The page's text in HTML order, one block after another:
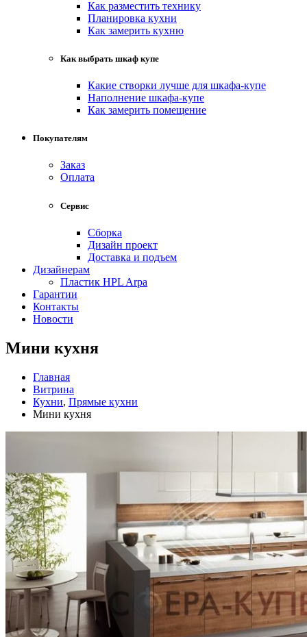
Как разместить технику
Планировка кухни
Как замерить кухню
Как выбрать шкаф купе
Какие створки лучше для шкафа-купе
Наполнение шкафа-купе
Как замерить помещение
Покупателям
Заказ
Оплата
Сервис
Сборка
Дизайн проект
Доставка и подъем
Дизайнерам
Пластик HPL Arpa
Гарантии
Контакты
Новости
Мини кухня
Главная
Витрина
Кухни, Прямые кухни
Мини кухня